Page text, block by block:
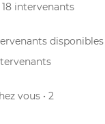
18 intervenants
disponibles
vous • 2